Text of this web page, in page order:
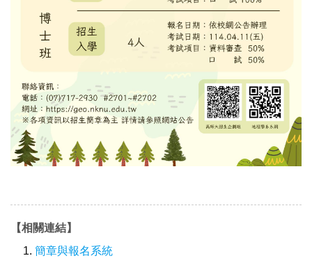
【相關連結】
簡章與報名系統